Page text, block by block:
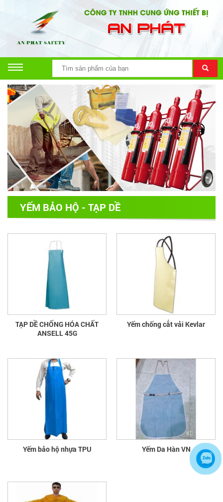
YẾM BẢO HỘ - TẠP DỀ
TẠP DỀ CHỐNG HÓA CHẤT
ANSELL 45G
Yếm chống cắt vải Kevlar
Yếm bảo hộ nhựa TPU Yếm Da Hàn VN